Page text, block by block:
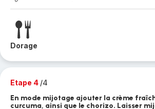
Dorage
Etape 4 /4
En mode mijotage ajouter la crème
curcuma, ainsi que le chorizo. Laisser